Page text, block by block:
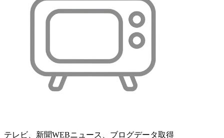
テレビ、新聞WEBニュース、ブログデータ取得